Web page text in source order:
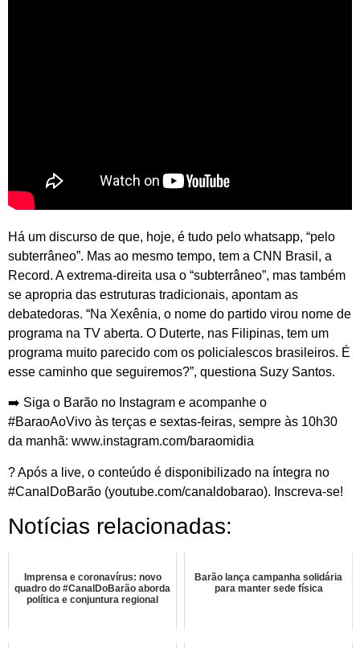
Há um discurso de que, hoje, é tudo pelo whatsapp, “pelo
subterrâneo”. Mas ao mesmo tempo, tem a CNN Brasil, a
Record. A extrema-direita usa o “subterrâneo”, mas também
se apropria das estruturas tradicionais, apontam as
debatedoras. “Na Xexênia, o nome do partido virou nome de
programa na TV aberta. O Duterte, nas Filipinas, tem um
programa muito parecido com os policialescos brasileiros. É
esse caminho que seguiremos?”, questiona Suzy Santos.
➡️ Siga o Barão no Instagram e acompanhe o
#BaraoAoVivo às terças e sextas-feiras, sempre às 10h30
da manhã: www.instagram.com/baraomidia
? Após a live, o conteúdo é disponibilizado na íntegra no
#CanalDoBarão (youtube.com/canaldobarao). Inscreva-se!
Notícias relacionadas:
Imprensa e coronavírus: novo
quadro do #CanalDoBarão aborda
política e conjuntura regional
Barão lança campanha solidária
para manter sede física